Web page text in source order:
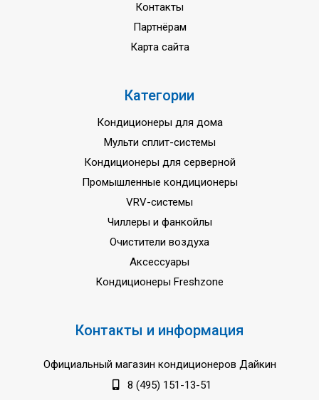
-15 ... +46 oC
Минимальная рабочая
Коэффициент SEER
-
Коэффициент SCOP
(сезонный, обогрев)
-
Фаза/Частота/Напряжение
3N/50/380-415
3 года
Контакты
Партнёрам
Карта сайта
Категории
Кондиционеры для дома
Мульти сплит-системы
Кондиционеры для серверной
Промышленные кондиционеры
VRV-системы
Чиллеры и фанкойлы
Очистители воздуха
Аксессуары
Кондиционеры Freshzone
Контакты и информация
Официальный магазин кондиционеров Дайкин
8 (495) 151-13-51